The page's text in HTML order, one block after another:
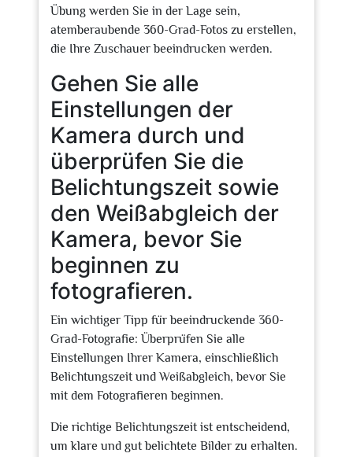
Übung werden Sie in der Lage sein,
atemberaubende 360-Grad-Fotos zu erstellen,
die Ihre Zuschauer beeindrucken werden.
Gehen Sie alle
Einstellungen der
Kamera durch und
überprüfen Sie die
Belichtungszeit sowie
den Weißabgleich der
Kamera, bevor Sie
beginnen zu
fotografieren.
Ein wichtiger Tipp für beeindruckende 360-
Grad-Fotografie: Überprüfen Sie alle
Einstellungen Ihrer Kamera, einschließlich
Belichtungszeit und Weißabgleich, bevor Sie
mit dem Fotografieren beginnen.
Die richtige Belichtungszeit ist entscheidend,
um klare und gut belichtete Bilder zu erhalten.